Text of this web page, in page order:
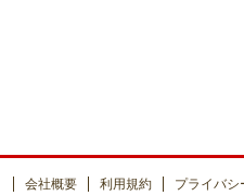
会社概要 利用規約 プライバシ